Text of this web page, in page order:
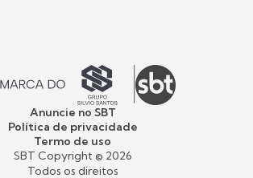
Anuncie no SBT
Política de privacidade
Termo de uso
SBT Copyright © 2026
Todos os direitos